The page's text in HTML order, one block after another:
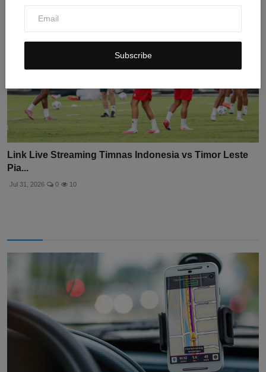
Subscribe
Link Live Streaming Timnas Indonesia vs Timor Leste
Pia...
Jul 31, 2026 0 10